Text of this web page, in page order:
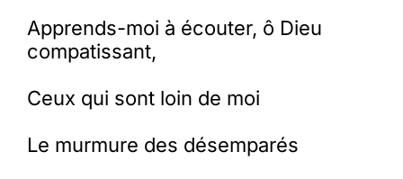
Apprends-moi à écouter, ô Dieu
compatissant,
Ceux qui sont loin de moi
Le murmure des désemparés